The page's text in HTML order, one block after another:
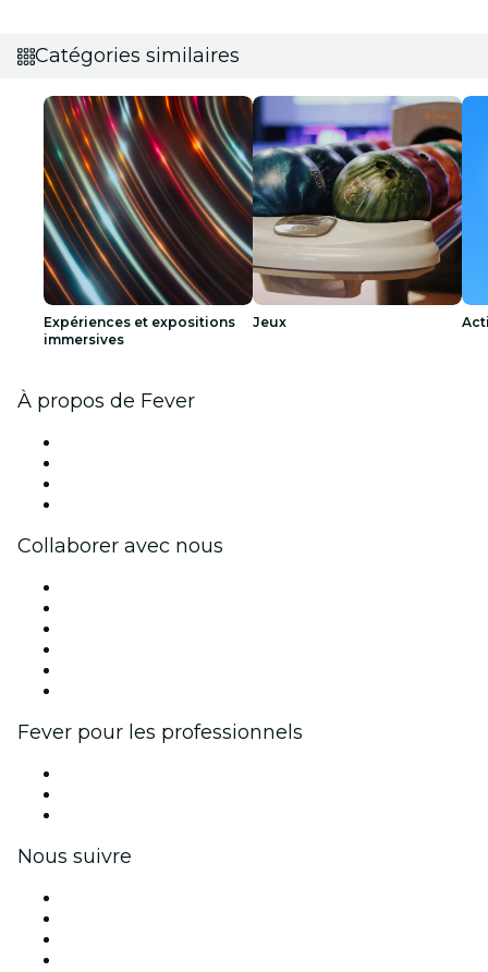
Catégories similaires
Expériences et expositions
immersives
Jeux
À propos de Fever
Collaborer avec nous
Fever pour les professionnels
Nous suivre